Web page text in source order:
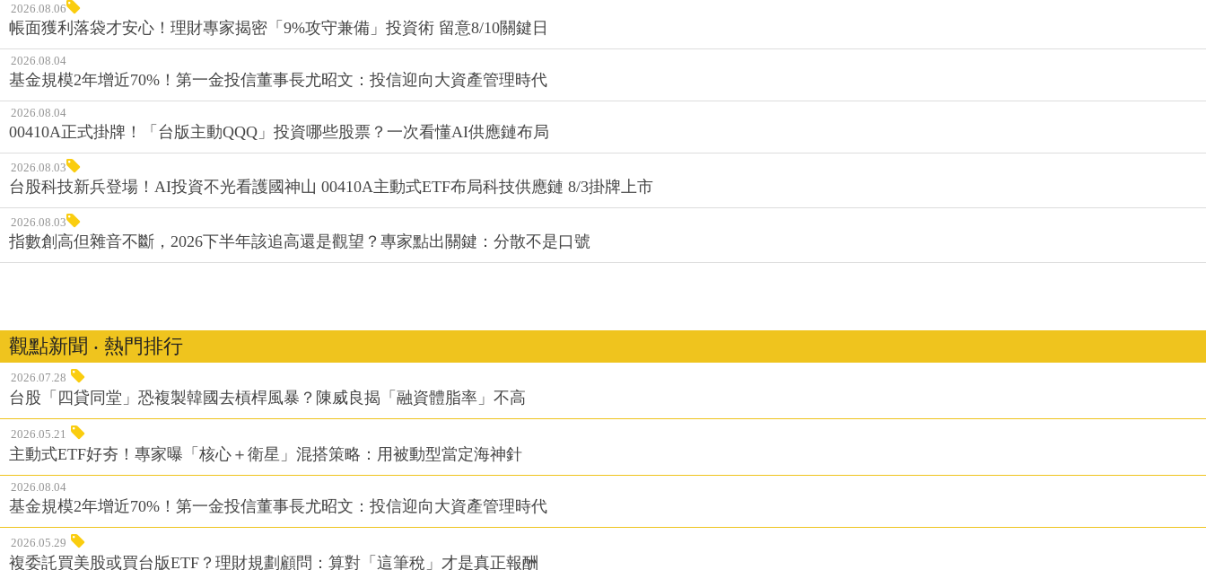
2026.08.06
帳面獲利落袋才安心！理財專家揭密「9%攻守兼備」投資術 留意8/10關鍵日
2026.08.04
基金規模2年增近70%！第一金投信董事長尤昭文：投信迎向大資產管理時代
2026.08.04
00410A正式掛牌！「台版主動QQQ」投資哪些股票？一次看懂AI供應鏈布局
2026.08.03
台股科技新兵登場！AI投資不光看護國神山 00410A主動式ETF布局科技供應鏈 8/3掛牌上市
2026.08.03
指數創高但雜音不斷，2026下半年該追高還是觀望？專家點出關鍵：分散不是口號
觀點新聞 ‧ 熱門排行
2026.07.28
台股「四貸同堂」恐複製韓國去槓桿風暴？陳威良揭「融資體脂率」不高
2026.05.21
主動式ETF好夯！專家曝「核心＋衛星」混搭策略：用被動型當定海神針
2026.08.04
基金規模2年增近70%！第一金投信董事長尤昭文：投信迎向大資產管理時代
2026.05.29
複委託買美股或買台版ETF？理財規劃顧問：算對「這筆稅」才是真正報酬